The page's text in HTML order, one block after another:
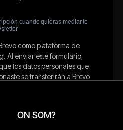
ON SOM?